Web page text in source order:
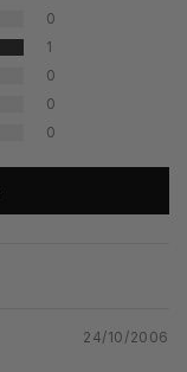
0
1
0
0
0
24/10/2006